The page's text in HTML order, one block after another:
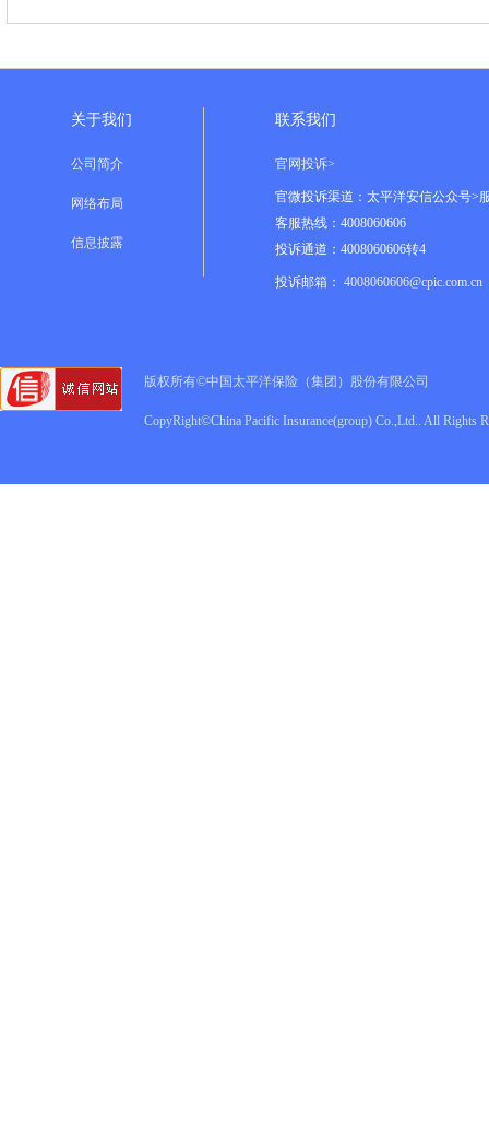
关于我们
公司简介
网络布局
信息披露
联系我们
官网投诉>
官微投诉渠道：太平洋安信公众号>
客服热线：4008060606
投诉通道：4008060606转4
投诉邮箱： 4008060606@cpic.com.cn
版权所有©中国太平洋保险（集团）股份有限公司
CopyRight©China Pacific Insurance(group) Co.,Ltd.. All Rights